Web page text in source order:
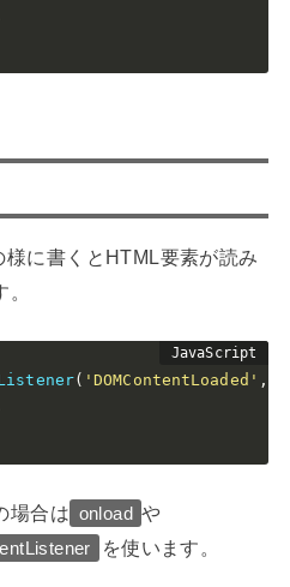
に書くとHTML要素が読み
( 'DOMContentLoaded' ,
場合は onload や
を使います。